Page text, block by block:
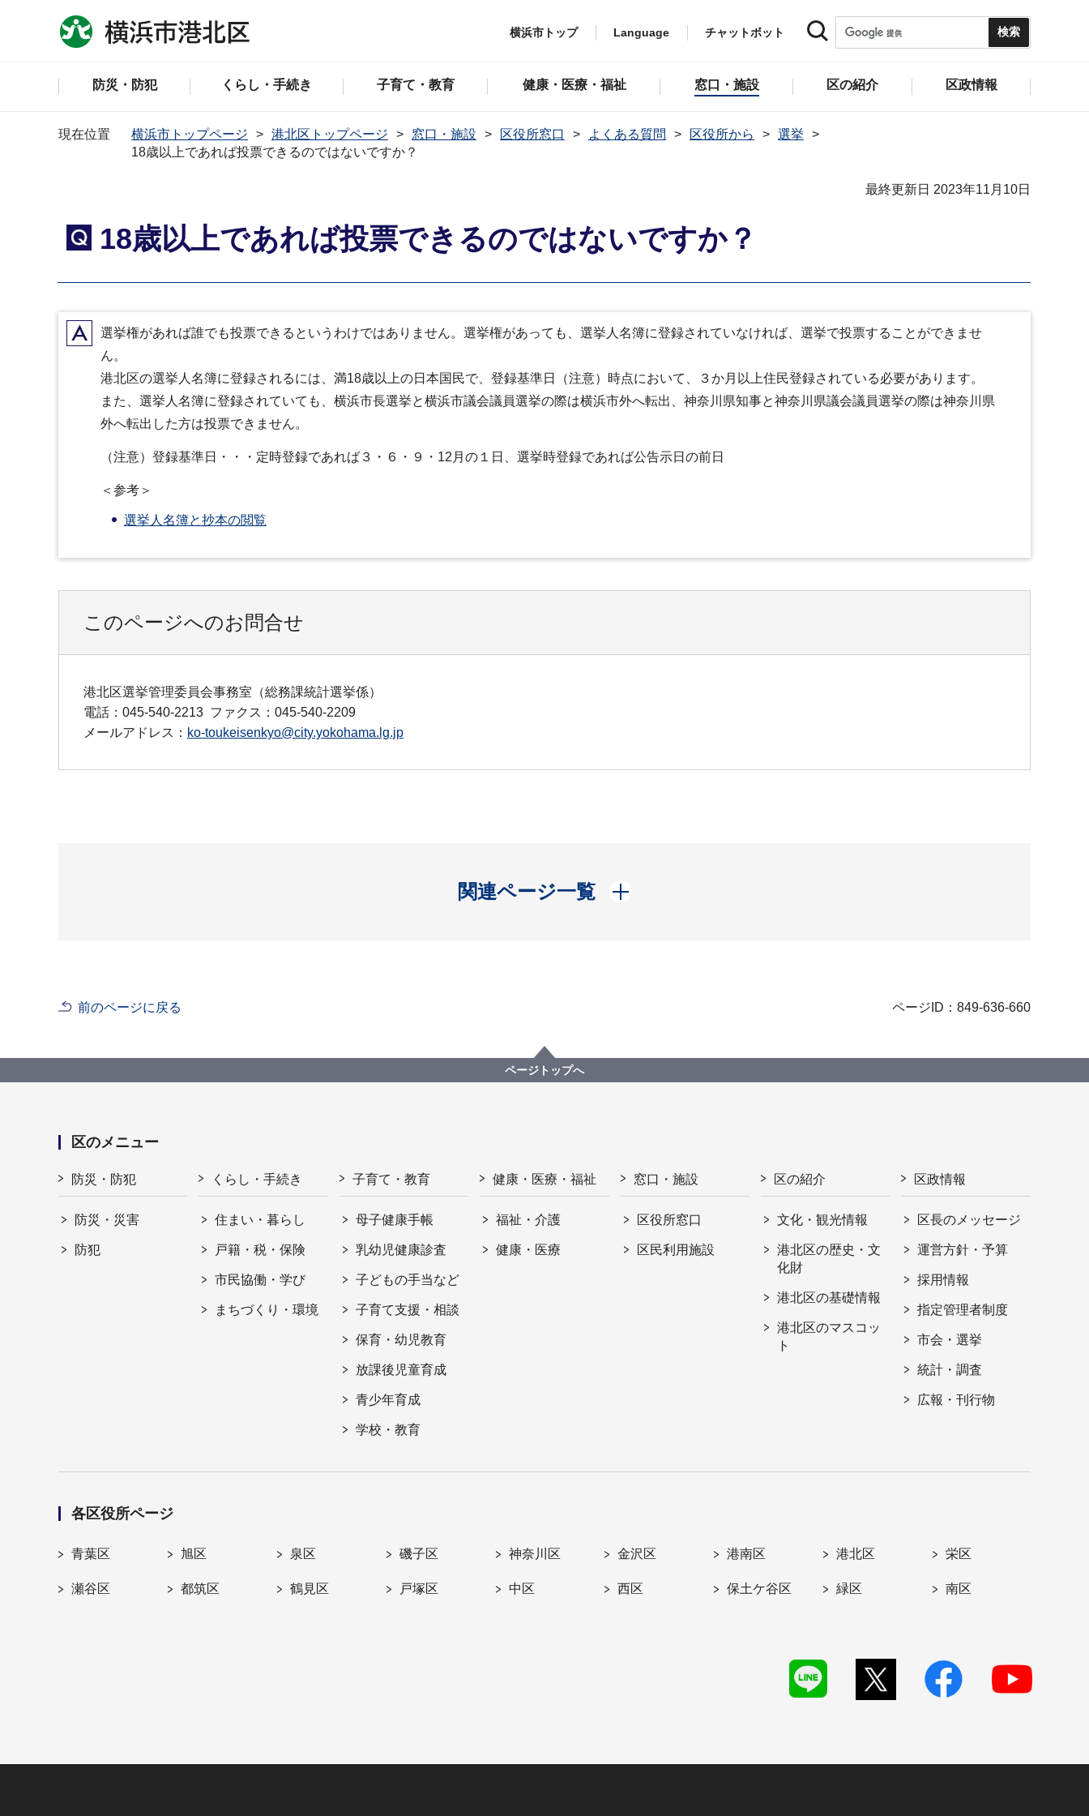
横浜市トップ Language チャットボット
防災・防犯 くらし・手続き 子育て・教育 健康・医療・福祉 窓口・施設 区の紹介 区政情報
現在位置 横浜市トップページ 港北区トップページ 窓口・施設 区役所窓口 よくある質問 区役所から
選挙
18歳以上であれば投票できるのではないですか？
最終更新日 2023年11月10日
Q 18歳以上であれば投票できるのではないですか？
A選挙権があれば誰でも投票できるというわけではありません。選挙権があっても、選挙人名簿に登録されていなければ、選挙で投票することができませ
ん。
港北区の選挙人名簿に登録されるには、満18歳以上の日本国民で、登録基準日（注意）時点において、３か月以上住民登録されている必要があります。
また、選挙人名簿に登録されていても、横浜市長選挙と横浜市議会議員選挙の際は横浜市外へ転出、神奈川県知事と神奈川県議会議員選挙の際は神奈川県
外へ転出した方は投票できません。
（注意）登録基準日・・・定時登録であれば３・６・９・12月の１日、選挙時登録であれば公告示日の前日
＜参考＞
選挙人名簿と抄本の閲覧
このページへのお問合せ
港北区選挙管理委員会事務室（総務課統計選挙係）
電話：045‐540‐2213 ファクス：045‐540‐2209
メールアドレス： ko-toukeisenkyo@city.yokohama.lg.jp
関連ページ一覧
開く
前のページに戻る ページID：849-636-660
ページトップへ
区のメニュー
防災・防犯
防災・災害
防犯
くらし・手続き
住まい・暮らし
戸籍・税・保険
市民協働・学び
まちづくり・環境
子育て・教育
母子健康手帳
乳幼児健康診査
子どもの手当など
子育て支援・相談
保育・幼児教育
放課後児童育成
青少年育成
学校・教育
健康・医療・福祉
福祉・介護
健康・医療
窓口・施設
区役所窓口
区民利用施設
区の紹介
文化・観光情報
港北区の歴史・文
化財
港北区の基礎情報
港北区のマスコッ
ト
区政情報
区長のメッセージ
運営方針・予算
採用情報
指定管理者制度
市会・選挙
統計・調査
広報・刊行物
各区役所ページ
青葉区 旭区 泉区 磯子区 神奈川区 金沢区 港南区 港北区 栄区
瀬谷区 都筑区 鶴見区 戸塚区 中区 西区 保土ケ谷区 緑区 南区